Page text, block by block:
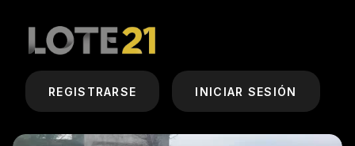
REGISTRARSE INICIAR SESIÓN